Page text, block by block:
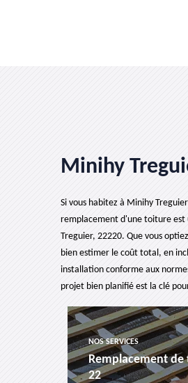
Minihy
Si vous habitez à Minihy
remplacement d'une toiture est
Treguier, 22220. Que vous
bien estimer le coût total, en
installation conforme aux
projet bien planifié est la clé
NOS SERVICES
Remplacement
22